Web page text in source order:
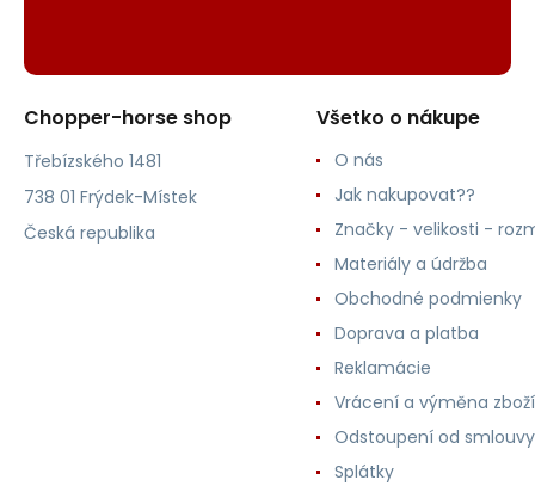
Chopper-horse shop
Třebízského 1481
738 01 Frýdek-Místek
Česká republika
Všetko o nákupe
O nás
Jak nakupovat??
Značky - velikosti -
Materiály a údržba
Obchodné podmienky
Doprava a platba
Reklamácie
Vrácení a výměna zboží
Odstoupení od smlouvy
Splátky